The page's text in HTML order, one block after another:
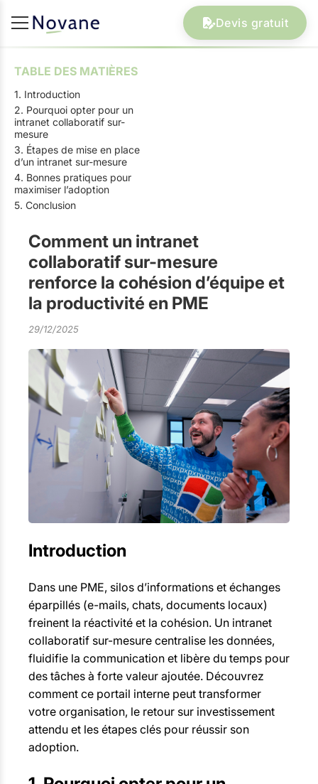
Devis gratuit
TABLE DES MATIÈRES
1. Introduction
2. Pourquoi opter pour un
intranet collaboratif sur-
mesure
3. Étapes de mise en place
d’un intranet sur-mesure
4. Bonnes pratiques pour
maximiser l’adoption
5. Conclusion
Comment un intranet
collaboratif sur-mesure
renforce la cohésion d’équipe et
la productivité en PME
29/12/2025
Introduction
Dans une PME, silos d’informations et échanges
éparpillés (e-mails, chats, documents locaux)
freinent la réactivité et la cohésion. Un intranet
collaboratif sur-mesure centralise les données,
fluidifie la communication et libère du temps pour
des tâches à forte valeur ajoutée. Découvrez
comment ce portail interne peut transformer
votre organisation, le retour sur investissement
attendu et les étapes clés pour réussir son
adoption.